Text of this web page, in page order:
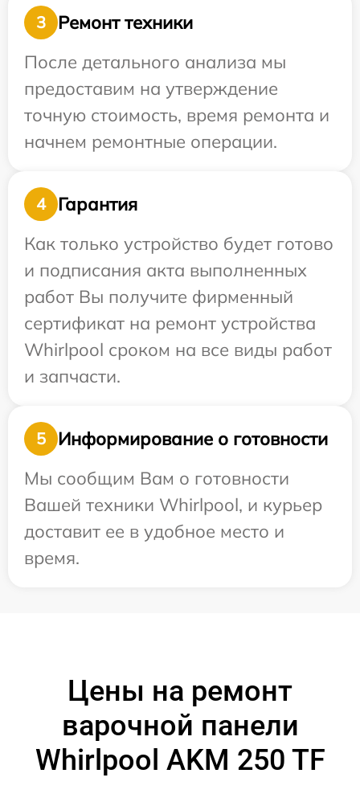
3
Ремонт техники
После детального анализа мы
предоставим на утверждение
точную стоимость, время ремонта и
начнем ремонтные операции.
4
Гарантия
Как только устройство будет готово
и подписания акта выполненных
работ Вы получите фирменный
сертификат на ремонт устройства
Whirlpool сроком на все виды работ
и запчасти.
5
Информирование о готовности
Мы сообщим Вам о готовности
Вашей техники Whirlpool, и курьер
доставит ее в удобное место и
время.
Цены на ремонт
варочной панели
Whirlpool AKM 250 TF